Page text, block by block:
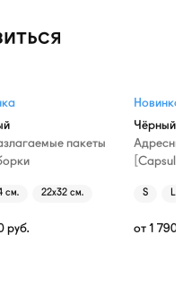
пакеты
см. 22х32 см.
руб.
Новинка
Чёрный
S L
от 1 790